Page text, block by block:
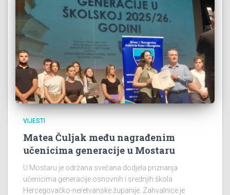
VIJESTI
Matea Čuljak među nagrađenim
učenicima generacije u Mostaru
U Mostaru je održana svečana dodjela priznanja
učenicima generacije osnovnih i srednjih škola
Hercegovačko-neretvanske županije. Zahvalnice je